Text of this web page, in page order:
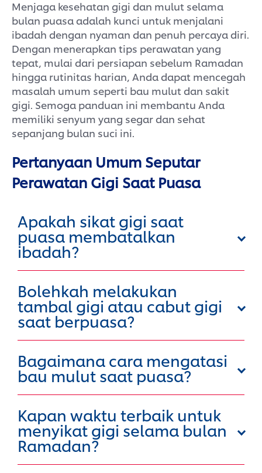
Menjaga kesehatan gigi dan mulut selama
bulan puasa adalah kunci untuk menjalani
ibadah dengan nyaman dan penuh percaya diri.
Dengan menerapkan tips perawatan yang
tepat, mulai dari persiapan sebelum Ramadan
hingga rutinitas harian, Anda dapat mencegah
masalah umum seperti bau mulut dan sakit
gigi. Semoga panduan ini membantu Anda
memiliki senyum yang segar dan sehat
sepanjang bulan suci ini.
Pertanyaan Umum Seputar
Perawatan Gigi Saat Puasa
Apakah sikat gigi saat
puasa membatalkan
ibadah?
Bolehkah melakukan
tambal gigi atau cabut gigi
saat berpuasa?
Bagaimana cara mengatasi
bau mulut saat puasa?
Kapan waktu terbaik untuk
menyikat gigi selama bulan
Ramadan?